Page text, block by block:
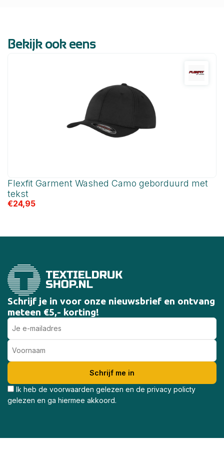
Bekijk ook eens
Flexfit Garment Washed Camo geborduurd met
tekst
€24,95
Schrijf je in voor onze nieuwsbrief en ontvang
meteen €5,- korting!
Ik heb de voorwaarden gelezen en de privacy policty
gelezen en ga hiermee akkoord.